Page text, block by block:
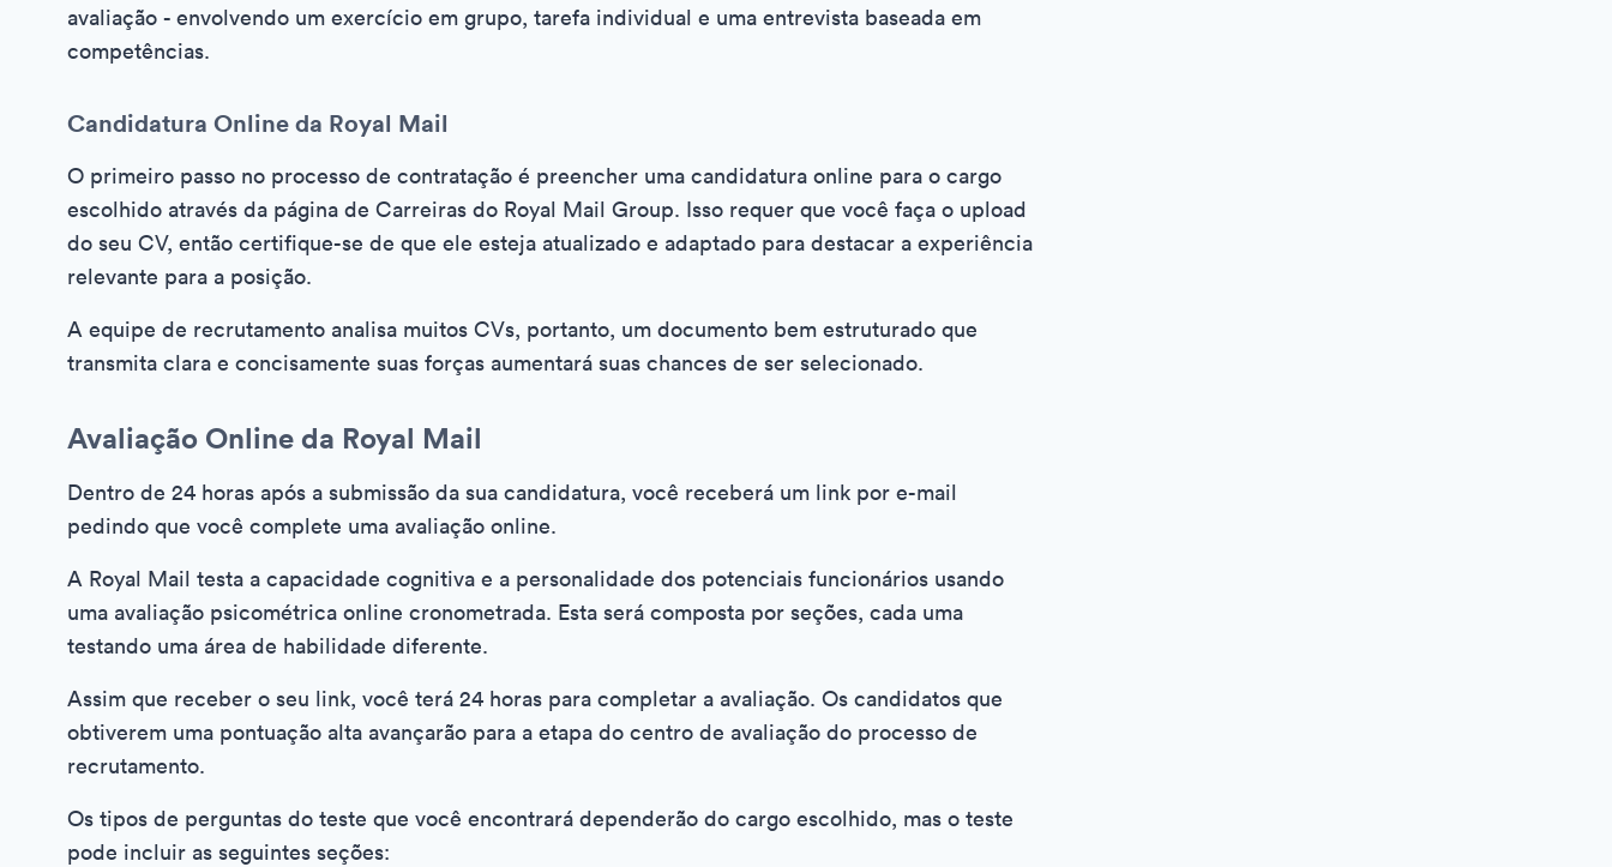
avaliação - envolvendo um exercício em grupo, tarefa individual e uma entrevista baseada em
competências.
Candidatura Online da Royal Mail
O primeiro passo no processo de contratação é preencher uma candidatura online para o cargo
escolhido através da página de Carreiras do Royal Mail Group. Isso requer que você faça o upload
do seu CV, então certifique-se de que ele esteja atualizado e adaptado para destacar a experiência
relevante para a posição.
A equipe de recrutamento analisa muitos CVs, portanto, um documento bem estruturado que
transmita clara e concisamente suas forças aumentará suas chances de ser selecionado.
Avaliação Online da Royal Mail
Dentro de 24 horas após a submissão da sua candidatura, você receberá um link por e-mail
pedindo que você complete uma avaliação online.
A Royal Mail testa a capacidade cognitiva e a personalidade dos potenciais funcionários usando
uma avaliação psicométrica online cronometrada. Esta será composta por seções, cada uma
testando uma área de habilidade diferente.
Assim que receber o seu link, você terá 24 horas para completar a avaliação. Os candidatos que
obtiverem uma pontuação alta avançarão para a etapa do centro de avaliação do processo de
recrutamento.
Os tipos de perguntas do teste que você encontrará dependerão do cargo escolhido, mas o teste
pode incluir as seguintes seções: